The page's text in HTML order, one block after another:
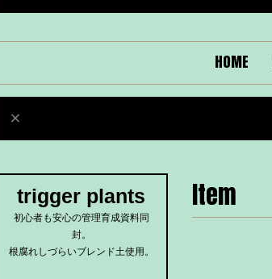
HOME
Item
trigger plants
初心者も安心の管理育成資料同
封。
根腐れしづらいブレンド土使用。